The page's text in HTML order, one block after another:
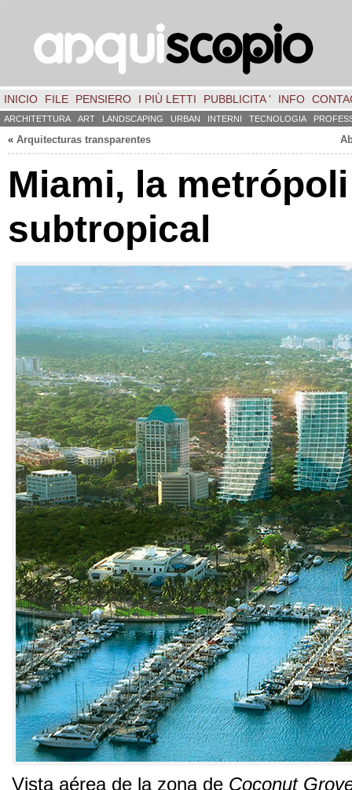
INICIO FILE PENSIERO I PIÙ LETTI PUBBLICITA ' INFO
ARCHITETTURA ART LANDSCAPING URBAN INTERNI TECNOLOGIA
« Arquitecturas transparentes
Miami, la metrópoli
subtropical
Vista aérea de la zona de Coconut